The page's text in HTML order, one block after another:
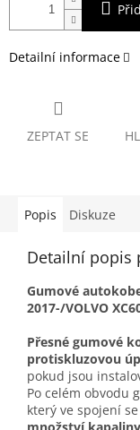
Detailní informace
ZEPTAT SE
Popis Diskuze
Detailní popis
Gumové
2017-/VOLVO
Přesné gumové
protiskluzovou
pokud jsou
Po celém obvodu
který ve spojení